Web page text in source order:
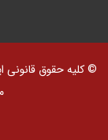
© کلیه حقوق قانونی